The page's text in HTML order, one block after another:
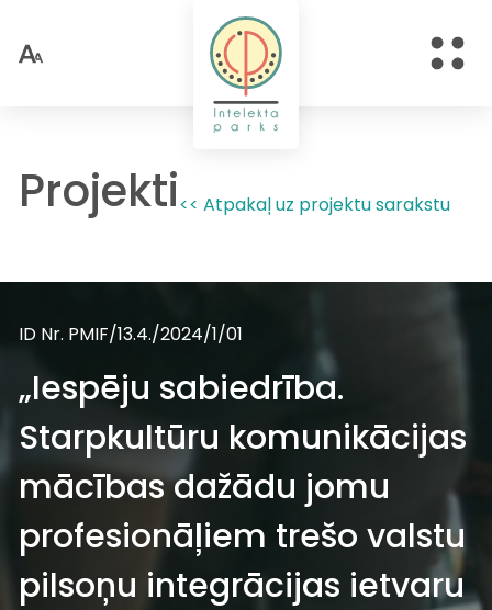
Projekti<< Atpakaļ uz projektu sarakstu
ID Nr. PMIF/13.4./2024/1/01
„Iespēju sabiedrība.
Starpkultūru komunikācijas
mācības dažādu jomu
profesionāļiem trešo valstu
pilsoņu integrācijas ietvaru